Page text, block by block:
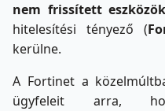
nem frissített
hitelesítési tényező (
kerülne.
A Fortinet a
ügyfeleit arra,